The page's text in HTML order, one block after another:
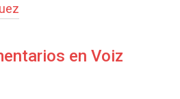
en Voiz